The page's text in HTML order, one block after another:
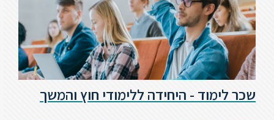
הרשמו
שכר לימוד - היחידה ללימודי חוץ והמשך